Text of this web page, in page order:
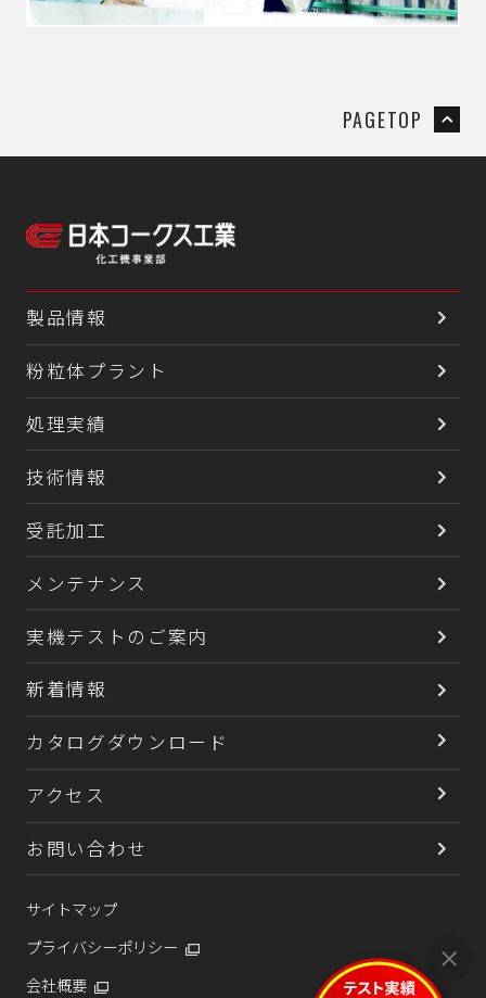
PAGETOP
製品情報
粉粒体プラント
処理実績
技術情報
受託加工
メンテナンス
実機テストのご案内
新着情報
カタログダウンロード
アクセス
お問い合わせ
サイトマップ
プライバシーポリシー
会社概要